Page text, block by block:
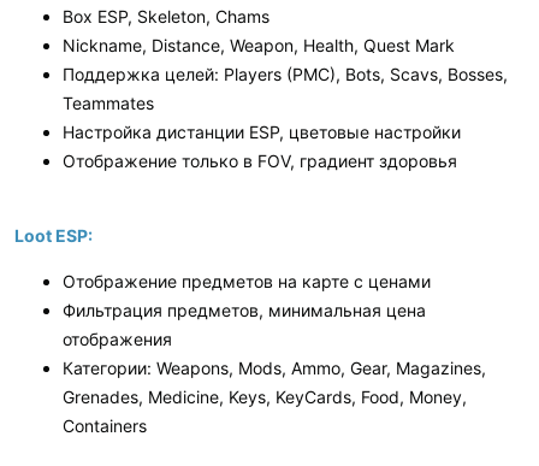
Box ESP, Skeleton, Chams
Nickname, Distance, Weapon, Health, Quest Mark
Поддержка целей: Players (PMC), Bots, Scavs, Bosses,
Teammates
Настройка дистанции ESP, цветовые настройки
Отображение только в FOV, градиент здоровья
Loot ESP:
Отображение предметов на карте с ценами
Фильтрация предметов, минимальная цена
отображения
Категории: Weapons, Mods, Ammo, Gear, Magazines,
Grenades, Medicine, Keys, KeyCards, Food, Money,
Containers